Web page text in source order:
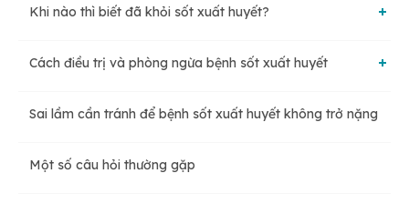
Khi nào thì biết đã khỏi sốt xuất huyết?
Đỡ mệt mỏi
Cách điều trị và phòng ngừa bệnh sốt xuất huyết
Sốt xuất huyết làm gì cho nhanh khỏi?
Sai lầm cần tránh để bệnh sốt xuất huyết không trở nặng
Một số câu hỏi thường gặp